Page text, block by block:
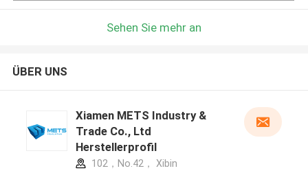
Sehen Sie mehr an
ÜBER UNS
Xiamen METS Industry &
Trade Co., Ltd
Herstellerprofil
102，No.42， Xibin